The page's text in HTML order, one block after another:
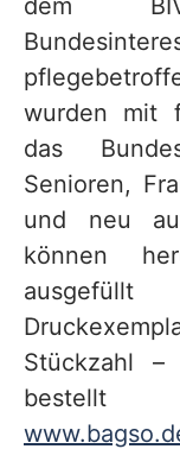
dem
wurden mit
das
Senioren,
und neu
können
Stückzahl –